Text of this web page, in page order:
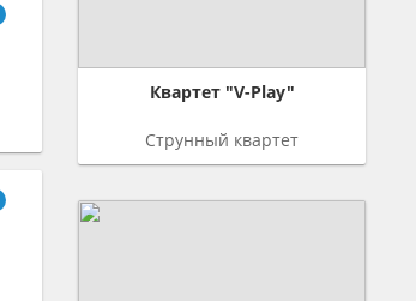
Квартет "V-Play"
Струнный квартет